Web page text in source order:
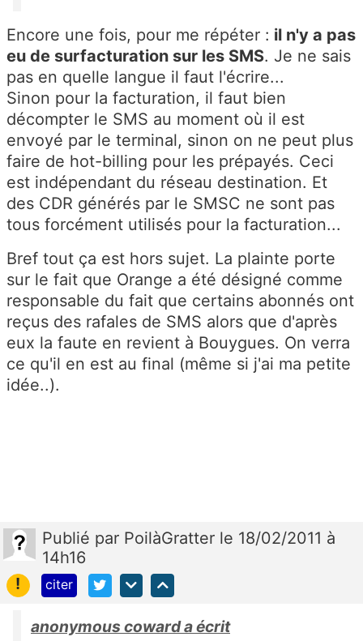
Encore une fois, pour me répéter : il n'y a pas
eu de surfacturation sur les SMS. Je ne sais
pas en quelle langue il faut l'écrire...
Sinon pour la facturation, il faut bien
décompter le SMS au moment où il est
envoyé par le terminal, sinon on ne peut plus
faire de hot-billing pour les prépayés. Ceci
est indépendant du réseau destination. Et
des CDR générés par le SMSC ne sont pas
tous forcément utilisés pour la facturation...
Bref tout ça est hors sujet. La plainte porte
sur le fait que Orange a été désigné comme
responsable du fait que certains abonnés ont
reçus des rafales de SMS alors que d'après
eux la faute en revient à Bouygues. On verra
ce qu'il en est au final (même si j'ai ma petite
idée..).
Publié par PoilàGratter le 18/02/2011 à
14h16
!
citer
anonymous coward a écrit